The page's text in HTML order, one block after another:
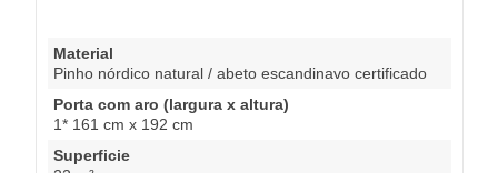
Material
Pinho nórdico natural / abeto escandinavo certificado
Porta com aro (largura x altura)
1* 161 cm x 192 cm
Superficie